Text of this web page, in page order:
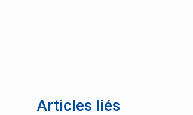
Articles liés